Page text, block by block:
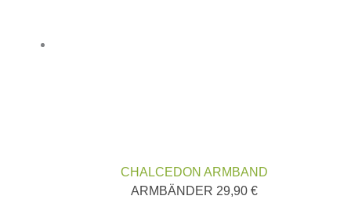
CHALCEDON ARMBAND
ARMBÄNDER 29,90 €